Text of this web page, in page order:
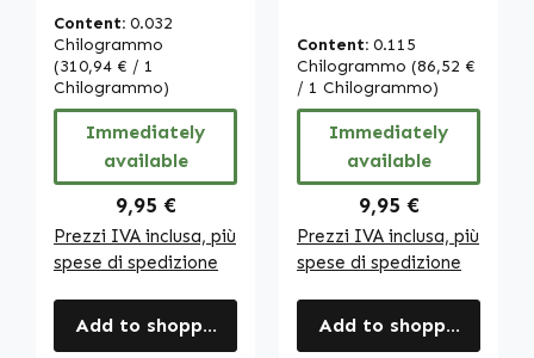
Content: 0.032
Chilogrammo
(310,94 € / 1
Chilogrammo)
Immediately
available
Regular price:
9,95 €
Prezzi IVA inclusa, più
spese di spedizione
Add to shopping cart
masticabili - per
ossa, muscoli,
denti e molto
altro - vegano |
Warnke
Vitalstoffe
Content: 0.115
Chilogrammo (86,52 €
/ 1 Chilogrammo)
Immediately
available
Regular price:
9,95 €
Prezzi IVA inclusa, più
spese di spedizione
Add to shopping cart